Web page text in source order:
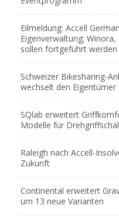
Eilmeldung: Accell
Eigenverwaltung;
sollen fortgeführt werden
Schweizer Bikesharing-
wechselt den Eigentümer
SQlab erweitert
Modelle für
Raleigh nach Accell-
Zukunft
Continental erweitert
um 13 neue Varianten